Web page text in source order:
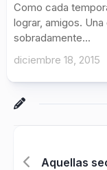
Como cada
lograr, amigos.
sobradamente...
diciembre 18, 2015
Aquellas